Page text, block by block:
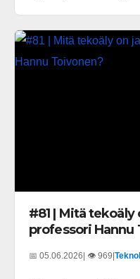
#81 | Mitä tekoäly
professori Hannu
📅 05.06.2026| 👁️ 969|